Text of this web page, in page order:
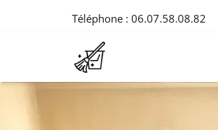
Téléphone : 06.07.58.08.82